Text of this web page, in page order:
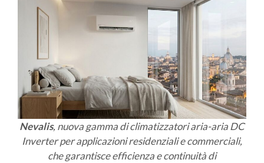
Nevalis, nuova gamma di climatizzatori aria-aria DC
Inverter per applicazioni residenziali e commerciali,
che garantisce efficienza e continuità di